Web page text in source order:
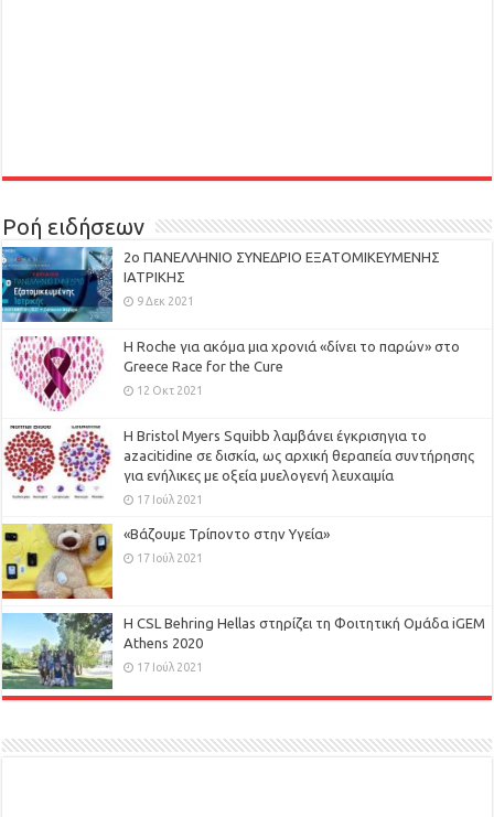
Ροή ειδήσεων
2ο ΠΑΝΕΛΛΗΝΙΟ ΣΥΝΕΔΡΙΟ ΕΞΑΤΟΜΙΚΕΥΜΕΝΗΣ
ΙΑΤΡΙΚΗΣ
9 Δεκ 2021
H Roche για ακόμα μια χρονιά «δίνει το παρών» στο
Greece Race for the Cure
12 Οκτ 2021
Η Bristol Myers Squibb λαμβάνει έγκρισηγια το
azacitidine σε δισκία, ως αρχική θεραπεία συντήρησης
για ενήλικες με οξεία μυελογενή λευχαιμία
17 Ιούλ 2021
«Βάζουμε Τρίποντο στην Υγεία»
17 Ιούλ 2021
H CSL Behring Hellas στηρίζει τη Φοιτητική Ομάδα iGEM
Athens 2020
17 Ιούλ 2021